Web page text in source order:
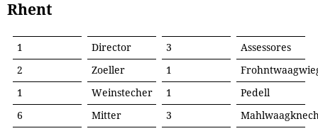
Rhent
1 Director 3
Assessores
2
Zoeller 1
1
Weinstecher 1
Pedell
6
Mitter 3